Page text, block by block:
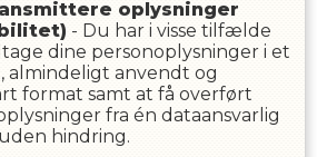
oplysninger
- Du har i visse tilfælde
dine personoplysninger i et
anvendt og
format samt at få overført
fra én dataansvarlig
hindring.